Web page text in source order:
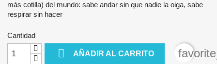
más cotilla) del mundo: sabe andar sin que nadie la oiga, sabe
respirar sin hacer
Cantidad
 AÑADIR AL CARRITO